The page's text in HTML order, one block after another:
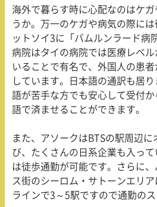
海外で暮らす時に心配なのはケ
うか。万一のケガや病気の際には
ットソイ3に「バムルンラード病
病院はタイの病院では医療レベ
いることで有名で、外国人の患
しています。日本語の通訳も居
語が苦手な方でも安心して受付
語で済ませることができます。
また、アソークは BTSの駅周辺に
び、たくさんの日系企業も入っ
は徒歩通勤が可能です。さらに
ス街のシーロム・サトーンエリア
ラインで3 ～ 5駅ですので通勤の